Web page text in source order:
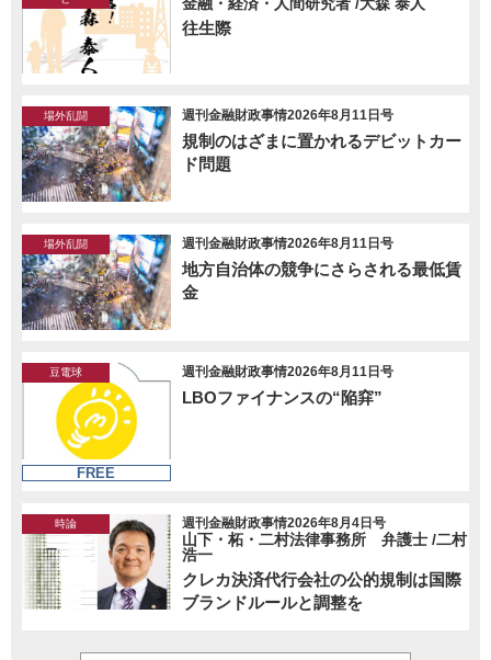
往生際
場外乱闘 週刊金融財政事情2026年8月11日号
規制のはざまに置かれるデビットカー
ド問題
場外乱闘 週刊金融財政事情2026年8月11日号
地方自治体の競争にさらされる最低賃
金
豆電球
FREE
週刊金融財政事情2026年8月11日号
LBOファイナンスの“陥穽”
時論 週刊金融財政事情2026年8月4日号
山下・柘・二村法律事務所 弁護士 /二村
浩一
クレカ決済代行会社の公的規制は国際
ブランドルールと調整を